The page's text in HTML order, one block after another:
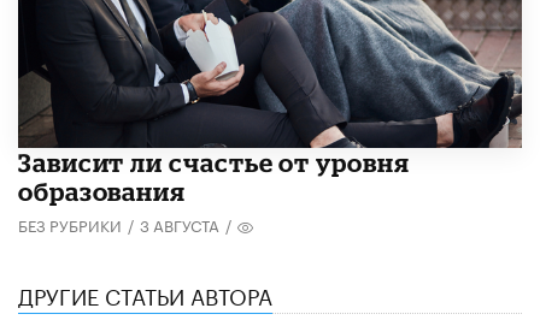
Зависит ли счастье от уровня
образования
БЕЗ РУБРИКИ / 3 АВГУСТА /
ДРУГИЕ СТАТЬИ АВТОРА